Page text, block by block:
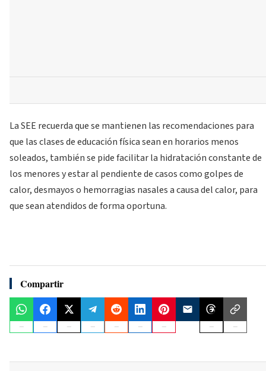
La SEE recuerda que se mantienen las recomendaciones para
que las clases de educación física sean en horarios menos
soleados, también se pide facilitar la hidratación constante de
los menores y estar al pendiente de casos como golpes de
calor, desmayos o hemorragias nasales a causa del calor, para
que sean atendidos de forma oportuna.
Compartir